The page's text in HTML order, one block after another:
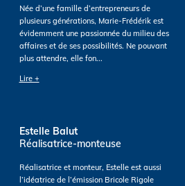
Née d’une famille d’entrepreneurs de
plusieurs générations, Marie-Frédérik est
évidemment une passionnée du milieu des
affaires et de ses possibilités. Ne pouvant
plus attendre, elle fon...
Lire +
Estelle Balut
Réalisatrice-monteuse
Réalisatrice et monteur, Estelle est aussi
l’idéatrice de l’émission Bricole Rigole